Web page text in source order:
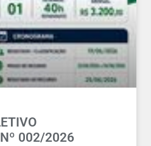
002/2026